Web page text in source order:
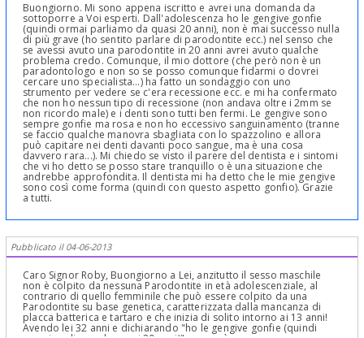
Buongiorno. Mi sono appena iscritto e avrei una domanda da
sottoporre a Voi esperti. Dall'adolescenza ho le gengive gonfie
(quindi ormai parliamo da quasi 20 anni), non è mai successo nulla
di più grave (ho sentito parlare di parodontite ecc.) nel senso che
se avessi avuto una parodontite in 20 anni avrei avuto qualche
problema credo. Comunque, il mio dottore (che però non è un
paradontologo e non so se posso comunque fidarmi o dovrei
cercare uno specialista...) ha fatto un sondaggio con uno
strumento per vedere se c'era recessione ecc. e mi ha confermato
che non ho nessun tipo di recessione (non andava oltre i 2mm se
non ricordo male) e i denti sono tutti ben fermi. Le gengive sono
sempre gonfie ma rosa e non ho eccessivo sanguinamento (tranne
se faccio qualche manovra sbagliata con lo spazzolino e allora
può capitare nei denti davanti poco sangue, ma è una cosa
davvero rara...). Mi chiedo se visto il parere del dentista e i sintomi
che vi ho detto se posso stare tranquillo o è una situazione che
andrebbe approfondita. Il dentista mi ha detto che le mie gengive
sono così come forma (quindi con questo aspetto gonfio). Grazie
a tutti.
Pubblicato il 04-06-2013
Caro Signor Roby, Buongiorno a Lei, anzitutto il sesso maschile
non è colpito da nessuna Parodontite in età adolescenziale, al
contrario di quello femminile che può essere colpito da una
Parodontite su base genetica, caratterizzata dalla mancanza di
placca batterica e tartaro e che inizia di solito intorno ai 13 anni!
Avendo lei 32 anni e dichiarando "ho le gengive gonfie (quindi